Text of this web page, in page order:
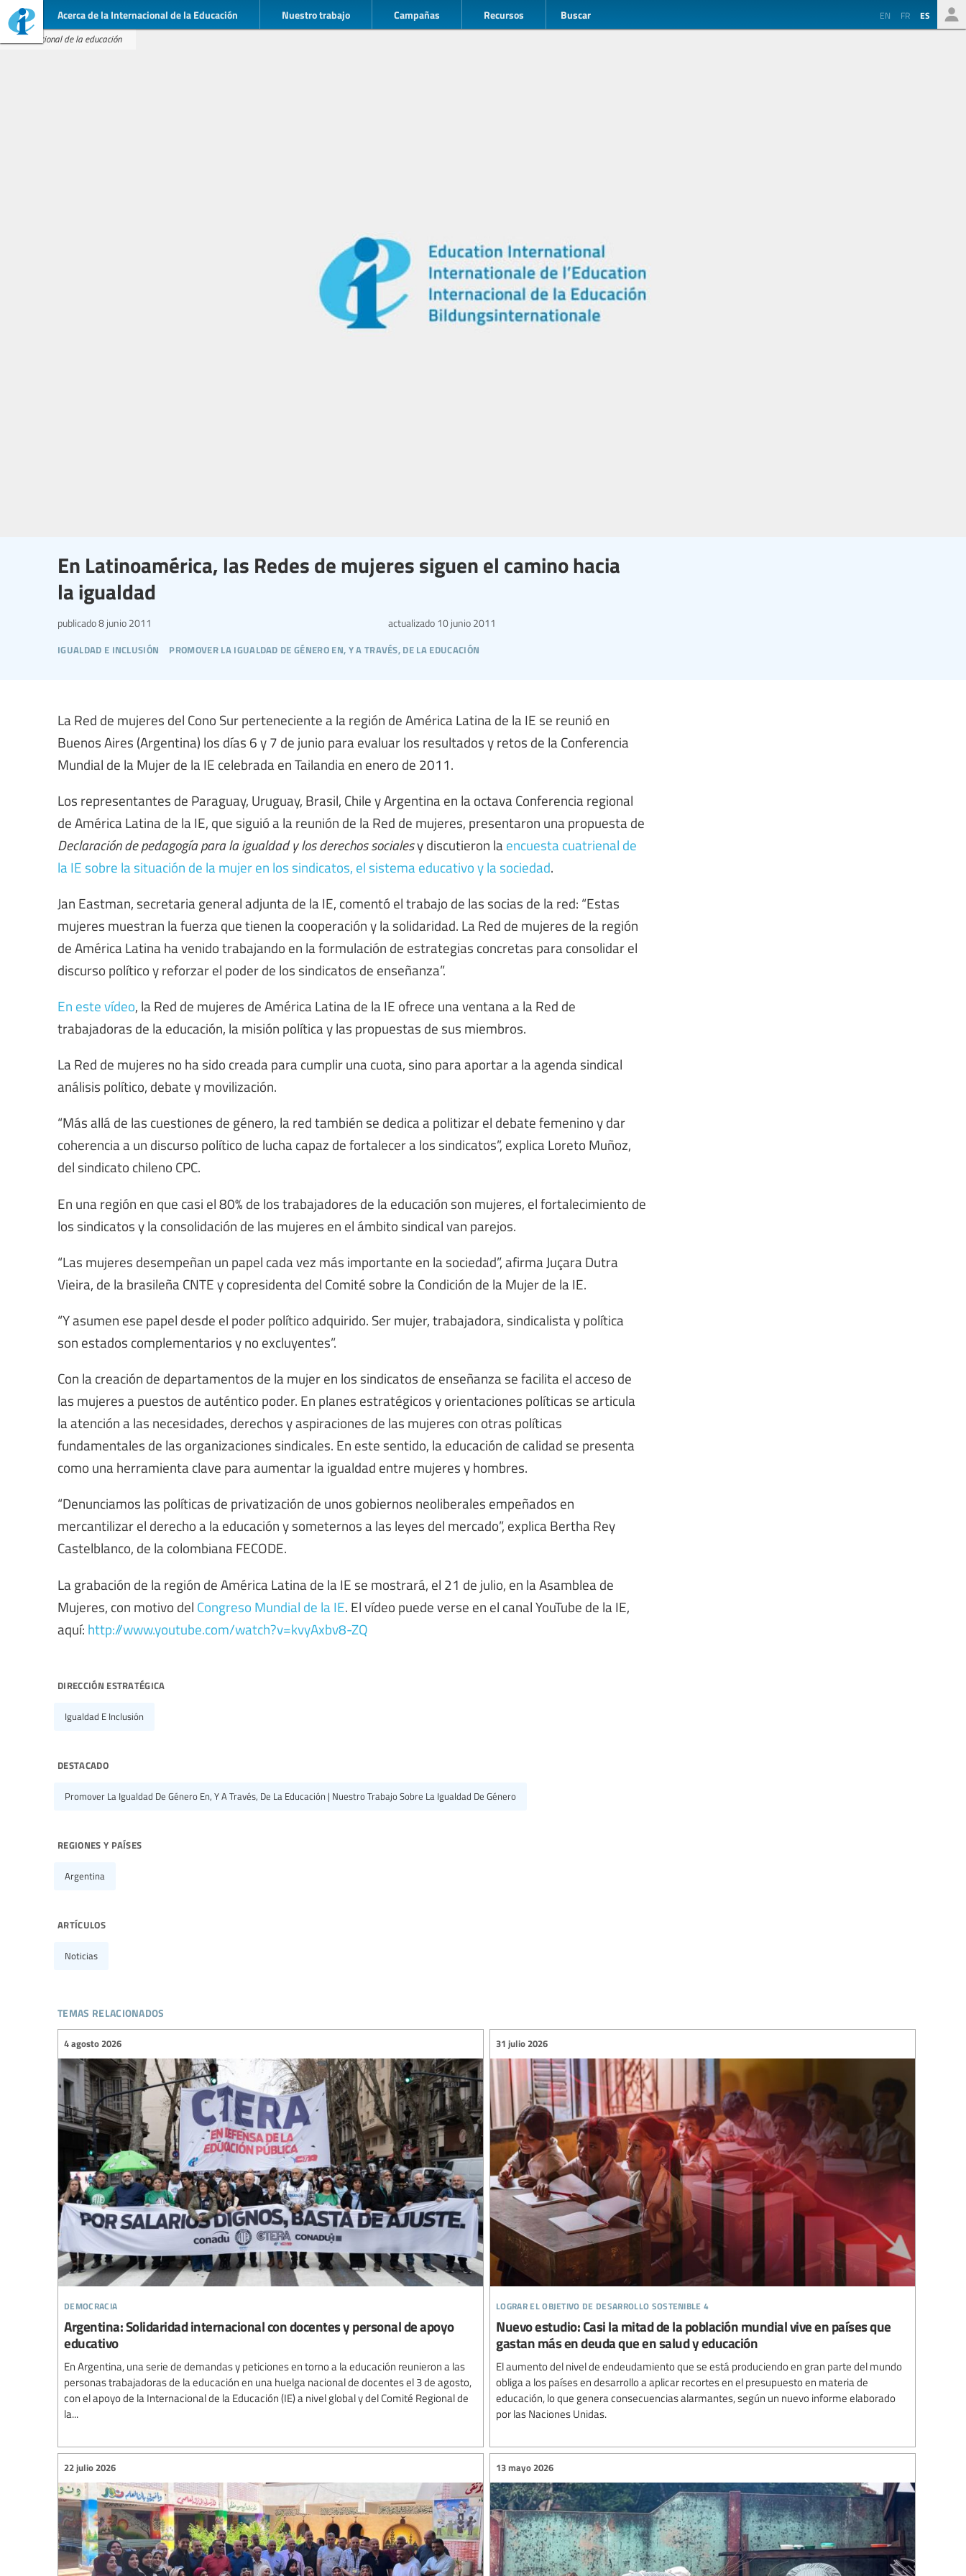
Acerca de la Internacional de la Educación Nuestro trabajo Campañas Recursos Buscar EN FR ES
Internacional de la educación
En Latinoamérica, las Redes de mujeres siguen el camino hacia
la igualdad
igualdad e inclusión promover la igualdad de género en, y a través, de la educación
publicado8 junio 2011 actualizado 10 junio 2011
La Red de mujeres del Cono Sur perteneciente a la región de América Latina de la IE se reunió en
Buenos Aires (Argentina) los días 6 y 7 de junio para evaluar los resultados y retos de la Conferencia
Mundial de la Mujer de la IE celebrada en Tailandia en enero de 2011.
Los representantes de Paraguay, Uruguay, Brasil, Chile y Argentina en la octava Conferencia regional
de América Latina de la IE, que siguió a la reunión de la Red de mujeres, presentaron una propuesta de
Declaración de pedagogía para la igualdad y los derechos socialesy discutieron la encuesta cuatrienal de
la IE sobre la situación de la mujer en los sindicatos, el sistema educativo y la sociedad.
Jan Eastman, secretaria general adjunta de la IE, comentó el trabajo de las socias de la red: “Estas
mujeres muestran la fuerza que tienen la cooperación y la solidaridad. La Red de mujeres de la región
de América Latina ha venido trabajando en la formulación de estrategias concretas para consolidar el
discurso político y reforzar el poder de los sindicatos de enseñanza”.
En este vídeo, la Red de mujeres de América Latina de la IE ofrece una ventana a la Red de
trabajadoras de la educación, la misión política y las propuestas de sus miembros.
La Red de mujeres no ha sido creada para cumplir una cuota, sino para aportar a la agenda sindical
análisis político, debate y movilización.
“Más allá de las cuestiones de género, la red también se dedica a politizar el debate femenino y dar
coherencia a un discurso político de lucha capaz de fortalecer a los sindicatos”, explica Loreto Muñoz,
del sindicato chileno CPC.
En una región en que casi el 80% de los trabajadores de la educación son mujeres, el fortalecimiento de
los sindicatos y la consolidación de las mujeres en el ámbito sindical van parejos.
“Las mujeres desempeñan un papel cada vez más importante en la sociedad”, afirma Juçara Dutra
Vieira, de la brasileña CNTE y copresidenta del Comité sobre la Condición de la Mujer de la IE.
“Y asumen ese papel desde el poder político adquirido. Ser mujer, trabajadora, sindicalista y política
son estados complementarios y no excluyentes”.
Con la creación de departamentos de la mujer en los sindicatos de enseñanza se facilita el acceso de
las mujeres a puestos de auténtico poder. En planes estratégicos y orientaciones políticas se articula
la atención a las necesidades, derechos y aspiraciones de las mujeres con otras políticas
fundamentales de las organizaciones sindicales. En este sentido, la educación de calidad se presenta
como una herramienta clave para aumentar la igualdad entre mujeres y hombres.
“Denunciamos las políticas de privatización de unos gobiernos neoliberales empeñados en
mercantilizar el derecho a la educación y someternos a las leyes del mercado”, explica Bertha Rey
Castelblanco, de la colombiana FECODE.
La grabación de la región de América Latina de la IE se mostrará, el 21 de julio, en la Asamblea de
Mujeres, con motivo del Congreso Mundial de la IE. El vídeo puede verse en el canal YouTube de la IE,
aquí: http://www.youtube.com/watch?v=kvyAxbv8-ZQ
dirección estratégica
Igualdad E Inclusión
destacado
Promover La Igualdad De Género En, Y A Través, De La Educación | Nuestro Trabajo Sobre La Igualdad De Género
regiones y países
Argentina
artículos
Noticias
temas relacionados
democracia
4 agosto 2026
Argentina: Solidaridad internacional con docentes y personal de apoyo
educativo
En Argentina, una serie de demandas y peticiones en torno a la educación reunieron a las
personas trabajadoras de la educación en una huelga nacional de docentes el 3 de agosto,
con el apoyo de la Internacional de la Educación (IE) a nivel global y del Comité Regional de
la...
lograr el objetivo de desarrollo sostenible 4
31 julio 2026
Nuevo estudio: Casi la mitad de la población mundial vive en países que
gastan más en deuda que en salud y educación
El aumento del nivel de endeudamiento que se está produciendo en gran parte del mundo
obliga a los países en desarrollo a aplicar recortes en el presupuesto en materia de
educación, lo que genera consecuencias alarmantes, según un nuevo informe elaborado
por las Naciones Unidas.
22 julio 2026 13 mayo 2026